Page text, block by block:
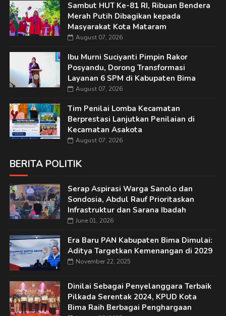
Sambut HUT Ke-81 RI, Ribuan Bendera
Merah Putih Dibagikan kepada
Masyarakat Kota Mataram
August 07, 2026
Ibu Murni Suciyanti Pimpin Rakor
Posyandu, Dorong Transformasi
Layanan 6 SPM di Kabupaten Bima
August 07, 2026
Tim Penilai Lomba Kecamatan
Berprestasi Lanjutkan Penilaian di
Kecamatan Asakota
August 07, 2026
BERITA POLITIK
Serap Aspirasi Warga Sanolo dan
Sondosia, Abdul Rauf Prioritaskan
Infrastruktur dan Sarana Ibadah
June 01, 2026
Era Baru PAN Kabupaten Bima Dimulai:
Aditya Targetkan Kemenangan di 2029
November 22, 2025
Dinilai Sebagai Penyelanggara Terbaik
Pilkada Serentak 2024, KPUD Kota
Bima Raih Berbagai Penghargaan